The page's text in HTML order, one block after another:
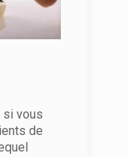
si vous
de